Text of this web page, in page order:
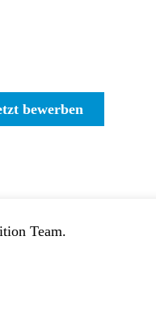
bewerben
Team.